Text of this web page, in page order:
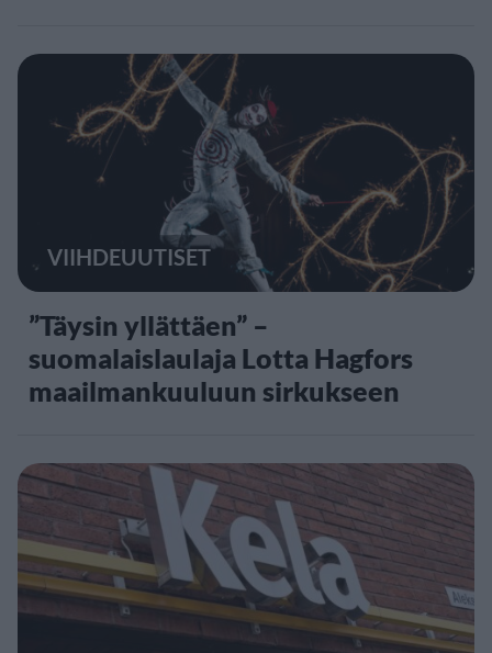
VIIHDEUUTISET
”Täysin yllättäen” –
suomalaislaulaja Lotta Hagfors
maailmankuuluun sirkukseen